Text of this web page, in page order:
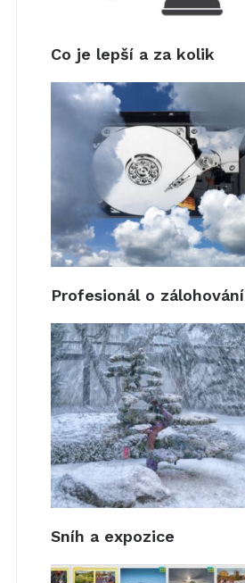
Co je lepší a za kolik
Profesionál o zálohování
Sníh a expozice